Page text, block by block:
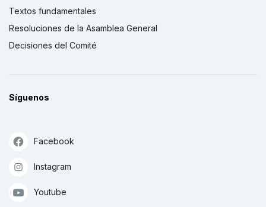
Textos fundamentales
Resoluciones de la Asamblea General
Decisiones del Comité
Síguenos
Facebook
Instagram
Youtube